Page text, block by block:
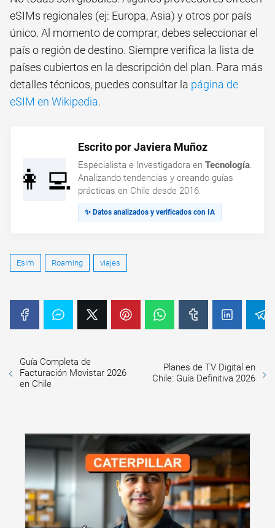
eSIMs regionales (ej: Europa, Asia) y otros por país
único. Al momento de comprar, debes seleccionar el
país o región de destino. Siempre verifica la lista de
países cubiertos en la descripción del plan. Para más
detalles técnicos, puedes consultar la página de
eSIM en Wikipedia.
👩‍💻
Escrito por Javiera Muñoz
Especialista e Investigadora en Tecnología.
Analizando tendencias y creando guías
prácticas en Chile desde 2016.
✨ Datos analizados y verificados con IA
Esim Roaming viajes
Guía Completa de
Facturación Movistar 2026
en Chile
Planes de TV Digital en
Chile: Guía Definitiva 2026